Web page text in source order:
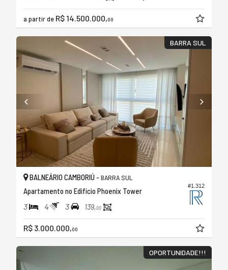
a partir de R$ 14.500.000,00
BARRA SUL
#1.312
BALNEÁRIO CAMBORIÚ - BARRA SUL
Apartamento no Edifício Phoenix Tower
3 4 3 139,00
R$ 3.000.000,00
OPORTUNIDADE!!!